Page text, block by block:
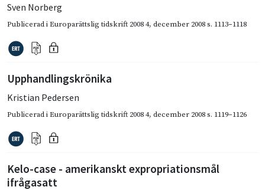
Sven Norberg
Publicerad iEuroparättslig tidskrift 2008 4, december 2008s. 1113–1118
Upphandlingskrönika
Kristian Pedersen
Publicerad iEuroparättslig tidskrift 2008 4, december 2008s. 1119–1126
Kelo-case - amerikanskt expropriationsmål
ifrågasatt